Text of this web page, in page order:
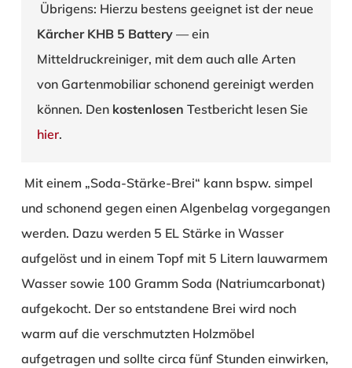
Übrigens: Hierzu bestens geeignet ist der neue
Kärcher KHB 5 Battery— ein
Mitteldruckreiniger, mit dem auch alle Arten
von Gartenmobiliar schonend gereinigt werden
können. Den kostenlosen Testbericht lesen Sie
hier.
Mit einem „Soda-Stärke-Brei“ kann bspw. simpel
und schonend gegen einen Algenbelag vorgegangen
werden. Dazu werden 5 EL Stärke in Wasser
aufgelöst und in einem Topf mit 5 Litern lauwarmem
Wasser sowie 100 Gramm Soda (Natriumcarbonat)
aufgekocht. Der so entstandene Brei wird noch
warm auf die verschmutzten Holzmöbel
aufgetragen und sollte circa fünf Stunden einwirken,